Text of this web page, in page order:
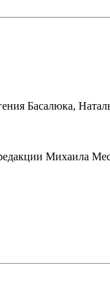
Басалюка,
Михаила